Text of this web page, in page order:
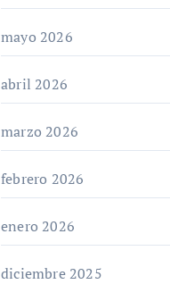
mayo 2026
abril 2026
marzo 2026
febrero 2026
enero 2026
diciembre 2025